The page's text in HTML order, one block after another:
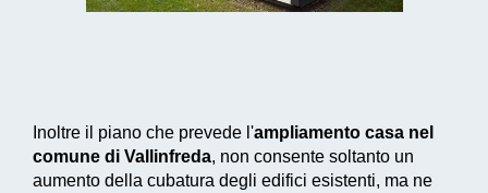
Inoltre il piano che prevede l'ampliamento casa nel
comune di Vallinfreda, non consente soltanto un
aumento della cubatura degli edifici esistenti, ma ne